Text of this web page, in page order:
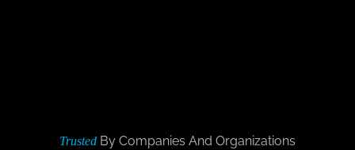
Trusted By Companies And Organizations